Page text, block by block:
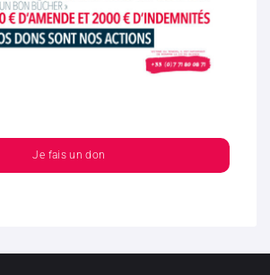
Je fais un don